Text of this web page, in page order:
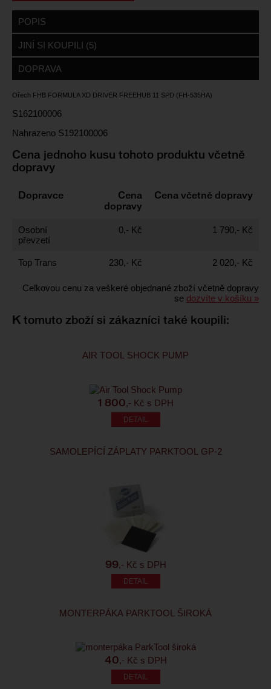
POPIS
JINÍ SI KOUPILI (5)
DOPRAVA
Ořech FHB FORMULA XD DRIVER FREEHUB 11 SPD (FH-535HA)
S162100006
Nahrazeno S192100006
Cena jednoho kusu tohoto produktu včetně
dopravy
Dopravce
Cena
dopravy
Cena včetně dopravy
Osobní
převzetí
0,- Kč 1 790,- Kč
Top Trans 230,- Kč 2 020,- Kč
Celkovou cenu za veškeré objednané zboží včetně dopravy
se dozvíte v košíku »
K tomuto zboží si zákazníci také koupili:
AIR TOOL SHOCK PUMP
1 800,- Kč s DPH
SAMOLEPÍCÍ ZÁPLATY PARKTOOL GP-2
99,- Kč s DPH
MONTERPÁKA PARKTOOL ŠIROKÁ
40,- Kč s DPH